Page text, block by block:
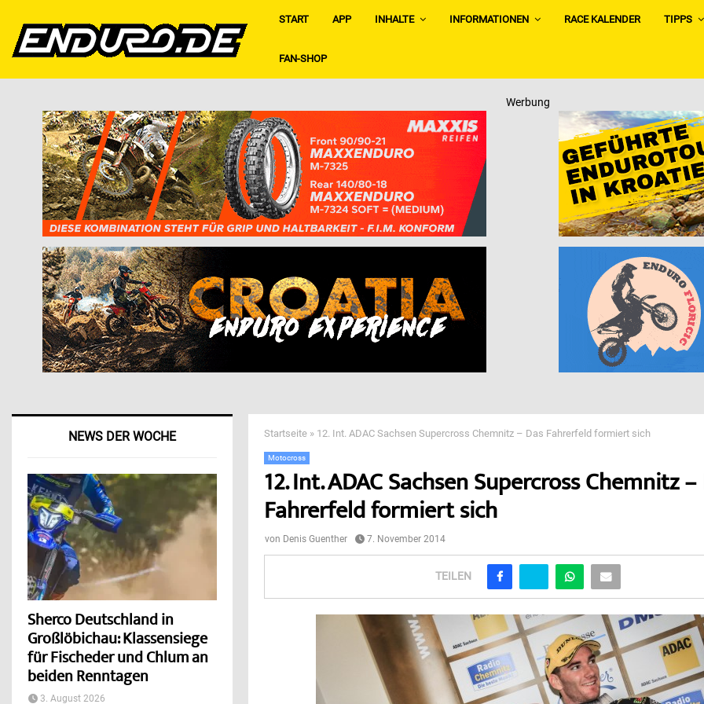
START APP INHALTE INFORMATIONEN RACE KALENDER TIPPS
FAN-SHOP
Werbung
Startseite » 12. Int. ADAC Sachsen Supercross Chemnitz – Das Fahrerfeld formiert sich
Motocross
12. Int. ADAC Sachsen Supercross Chemnitz –
Fahrerfeld formiert sich
von Denis Guenther 7. November 2014
TEILEN
NEWS DER WOCHE
Sherco Deutschland in
Großlöbichau: Klassensiege
für Fischeder und Chlum an
beiden Renntagen
3. August 2026